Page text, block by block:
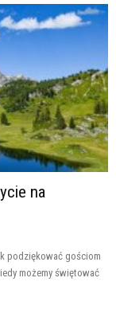
na
podziękować gościom
możemy świętować